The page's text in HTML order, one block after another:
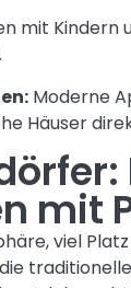
mit Kindern
Moderne
Häuser
mit
viel